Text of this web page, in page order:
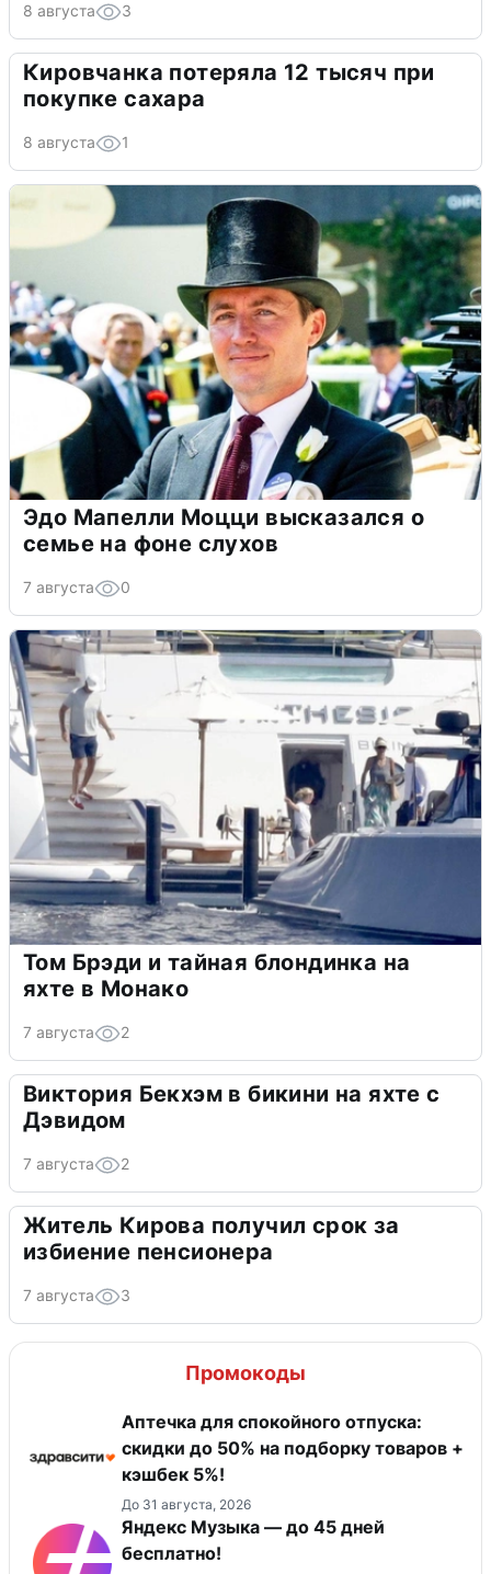
8 августа 3
Кировчанка потеряла 12 тысяч при
покупке сахара
8 августа 1
Эдо Мапелли Моцци высказался о
семье на фоне слухов
7 августа 0
Том Брэди и тайная блондинка на
яхте в Монако
7 августа 2
Виктория Бекхэм в бикини на яхте с
Дэвидом
7 августа 2
Житель Кирова получил срок за
избиение пенсионера
7 августа 3
Промокоды
Аптечка для спокойного отпуска:
скидки до 50% на подборку товаров +
кэшбек 5%!
До 31 августа, 2026
Яндекс Музыка — до 45 дней
бесплатно!